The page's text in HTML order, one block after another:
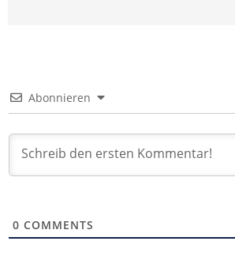
Abonnieren
0 COMMENTS